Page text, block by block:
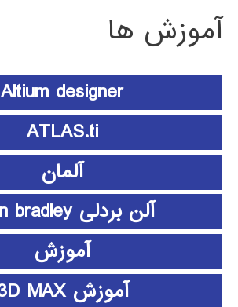
آموزش ها
Altium designer
ATLAS.ti
آلمان
آلن بردلی Allen bradley
آموزش
آموزش 3D MAX